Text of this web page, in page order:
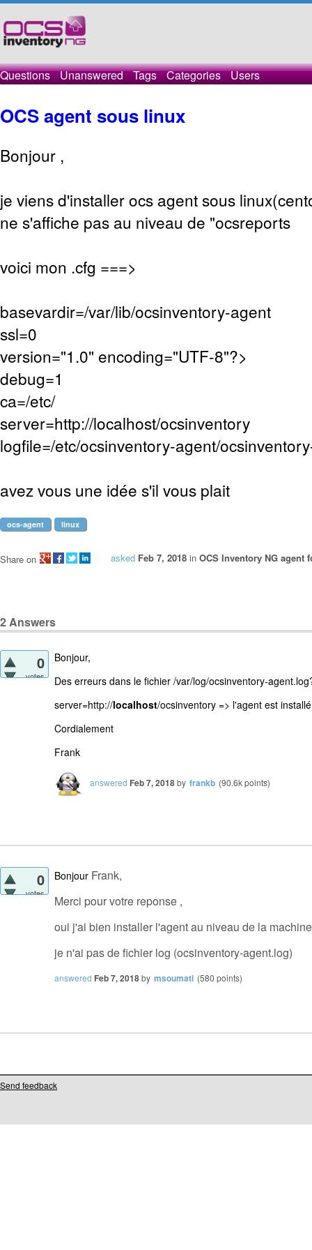
Questions Unanswered Tags Categories Users
OCS agent sous linux
Bonjour ,
je viens d'installer ocs agent sous
ne s'affiche pas au niveau de "ocsreports
voici mon .cfg ===>
basevardir=/var/lib/ocsinventory-agent
ssl=0
version="1.0" encoding="UTF-8"?>
debug=1
ca=/etc/
server=http://localhost/ocsinventory
logfile=/etc/ocsinventory-agent/
avez vous une idée s'il vous plait
ocs-agent linux
asked Feb 7, 2018 in OCS Inventory NG agent
Share on
2Answers
0
votes
Bonjour,
Des erreurs dans le fichier /var/log/ocsinventory-
server=http://localhost/ocsinventory => l'agent est
Cordialement
Frank
answered Feb 7, 2018by frankb (90.6kpoints)
0
votes
Bonjour Frank,
Merci pour votre reponse ,
oui j'ai bien installer l'agent au niveau de la
je n'ai pas de fichier log (ocsinventory-agent.log)
answered Feb 7, 2018by msoumati (580 points)
Send feedback